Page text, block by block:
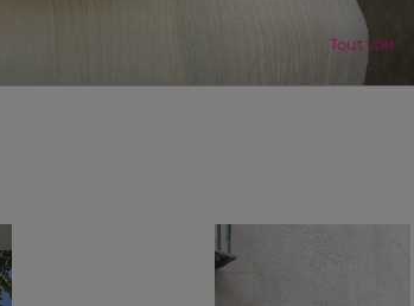
Tout voir